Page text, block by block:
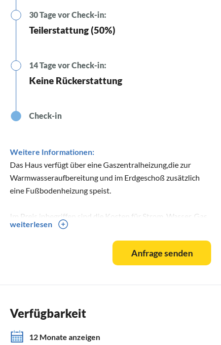
30 Tage vor Check-in:
Teilerstattung (50%)
14 Tage vor Check-in:
Keine Rückerstattung
Check-in
Weitere Informationen:
Das Haus verfügt über eine Gaszentralheizung,die zur
Warmwasseraufbereitung und im Erdgeschoß zusätzlich
eine Fußbodenheizung speist.
Im Preis inbegriffen sind die Kosten für Strom, Wasser, Gas .
Ab einer Mietdauer von einer Woche ist die Endreinigung
inclusive. Ansonsten fallen 100 € an. Bei Belegung mit Hund
wird pro Hund zusätzliche 35 € erhoben. Die
Bereitsstellungskosten von Bettwäsche/Handtücher/pro
weiterlesen
Anfrage senden
Verfügbarkeit
12 Monate anzeigen